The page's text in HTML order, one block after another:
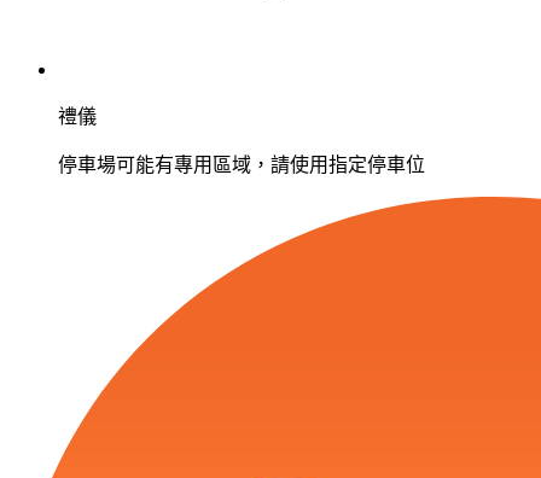
禮儀
停車場可能有專用區域，請使用指定停車位